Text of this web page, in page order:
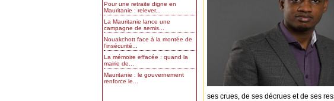
Pour une retraite digne en
Mauritanie : relever...
La Mauritanie lance une
campagne de semis...
Nouakchott face à la montée de
l’insécurité...
La mémoire effacée : quand la
mairie de...
Mauritanie : le gouvernement
renforce le...
ses crues, de ses décrues et de ses